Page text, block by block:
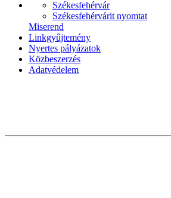
Székesfehérvár
Székesfehérvárit nyomtat
Miserend
Linkgyűjtemény
Nyertes pályázatok
Közbeszerzés
Adatvédelem